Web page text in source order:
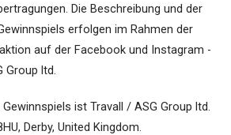
Die Beschreibung und der
erfolgen im Rahmen der
auf der Facebook und Instagram -
Group ltd.
ist Travall / ASG Group ltd.
Derby, United Kingdom.